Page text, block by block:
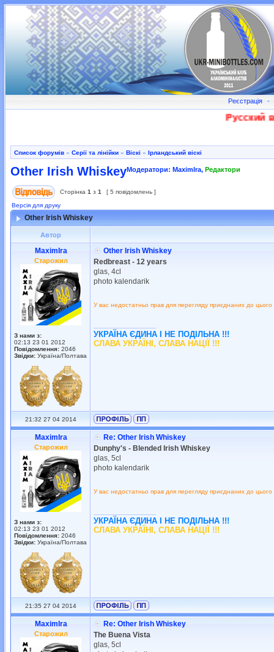
Реєстрація •
Русский
Список форумів » Серії та лінійки » Віскі » Ірландський віскі
Other Irish WhiskeyМодератори: MaximIra, Редактори
Сторінка 1 з 1
[ 5 повідомлень ]
Версія для друку
Other Irish Whiskey
Автор
MaximIra
Старожил
З нами з:
02:13 23 01 2012
Повідомлення: 2046
Звідки: Україна/Полтава
Other Irish Whiskey
Redbreast - 12 years
glas, 4cl
photo kalendarik
У вас недостатньо прав для перегляду приєднаних до цього
УКРАЇНА ЄДИНА І НЕ ПОДІЛЬНА !!!
СЛАВА УКРАЇНІ, СЛАВА НАЦІЇ !!!
21:32 27 04 2014
MaximIra
Старожил
З нами з:
02:13 23 01 2012
Повідомлення: 2046
Звідки: Україна/Полтава
Re: Other Irish Whiskey
Dunphy's - Blended Irish Whiskey
glas, 5cl
photo kalendarik
У вас недостатньо прав для перегляду приєднаних до цього
УКРАЇНА ЄДИНА І НЕ ПОДІЛЬНА !!!
СЛАВА УКРАЇНІ, СЛАВА НАЦІЇ !!!
21:35 27 04 2014
MaximIra
Старожил
Re: Other Irish Whiskey
The Buena Vista
glas, 5cl